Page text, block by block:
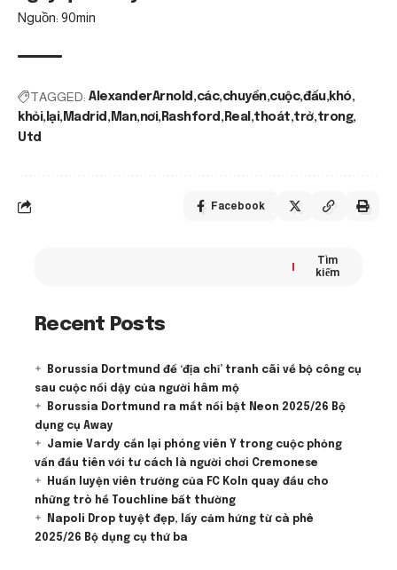
Nguồn: 90min
TAGGED: AlexanderArnold các chuyển cuộc đấu khó
khỏi lại Madrid Man nơi Rashford Real thoát trở trong
Utd
Facebook
Tìm
kiếm
Recent Posts
Borussia Dortmund để ‘địa chỉ’ tranh cãi về bộ công cụ
sau cuộc nổi dậy của người hâm mộ
Borussia Dortmund ra mắt nổi bật Neon 2025/26 Bộ
dụng cụ Away
Jamie Vardy cắn lại phóng viên Ý trong cuộc phỏng
vấn đầu tiên với tư cách là người chơi Cremonese
Huấn luyện viên trưởng của FC Koln quay đầu cho
những trò hề Touchline bất thường
Napoli Drop tuyệt đẹp, lấy cảm hứng từ cà phê
2025/26 Bộ dụng cụ thứ ba